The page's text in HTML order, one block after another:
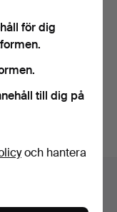
auktioner
för dig
till dig på
och hantera